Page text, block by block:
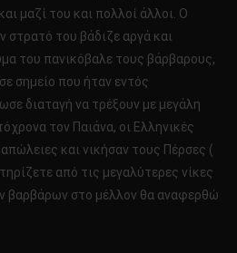
μαζί του και πολλοί άλλοι. Ο
στρατό του βάδιζε αργά και
του πανικόβαλε τους βάρβαρους,
σημείο που ήταν εντός
διαταγή να τρέξουν με μεγάλη
τον Παιάνα, οι Ελληνικές
και νικήσαν τους Πέρσες (
από τις μεγαλύτερες νίκες
βαρβάρων στο μέλλον θα αναφερθώ